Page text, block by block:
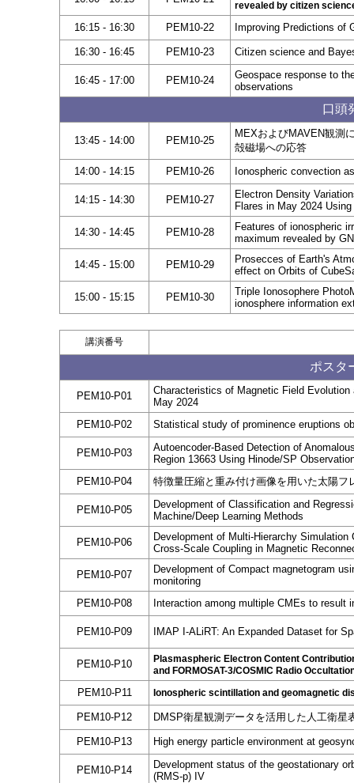
revealed by citizen
16:15 - 16:30 PEM10-22 Improving Predictions of
16:30 - 16:45 PEM10-23 Citizen science and
16:45 - 17:00 PEM10-24
Geospace response to
observations
口頭
13:45 - 14:00 PEM10-25
MEXおよびMAVEN観測
殻磁場への応答
14:00 - 14:15
PEM10-26 Ionospheric convection
14:15 - 14:30 PEM10-27
Electron Density
Flares in May 2024
14:30 - 14:45 PEM10-28
Features of ionospheric
maximum revealed by
14:45 - 15:00 PEM10-29
Prosecces of Earth's
effect on Orbits of
15:00 - 15:15 PEM10-30
Triple Ionosophere
ionosphere information
講演番号
ポスタ
PEM10-P01
Characteristics of Magnetic Field
May 2024
PEM10-P02
Statistical study of prominence eruptions
PEM10-P03
Autoencoder-Based Detection of
Region 13663 Using Hinode/SP
PEM10-P04
特徴量圧縮と重み付け画像を用いた太陽フ
PEM10-P05
Development of Classification and
Machine/Deep Learning Methods
PEM10-P06
Development of Multi-Hierarchy
Cross-Scale Coupling in Magnetic
PEM10-P07
Development of Compact magnetogram
monitoring
PEM10-P08
Interaction among multiple CMEs to result
PEM10-P09 IMAP I-ALiRT: An Expanded Dataset for
PEM10-P10
Plasmaspheric Electron Content
and FORMOSAT-3/COSMIC Radio
PEM10-P11 Ionospheric scintillation and geomagnetic
PEM10-P12 DMSP衛星観測データを活用した人工衛星
PEM10-P13 High energy particle environment at
PEM10-P14
Development status of the geostationary
(RMS-p) IV